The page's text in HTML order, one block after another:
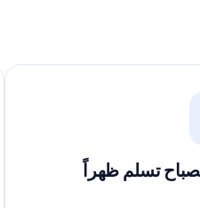
تسلم ظهراً